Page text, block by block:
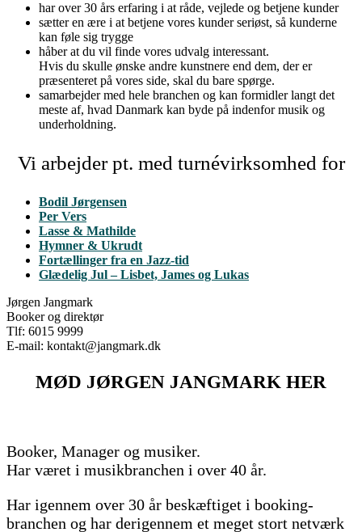
har over 30 års erfaring i at råde, vejlede og betjene kunder
sætter en ære i at betjene vores kunder seriøst, så kunderne
kan føle sig trygge
håber at du vil finde vores udvalg interessant.
Hvis du skulle ønske andre kunstnere end dem, der er
præsenteret på vores side, skal du bare spørge.
samarbejder med hele branchen og kan formidler langt det
meste af, hvad Danmark kan byde på indenfor musik og
underholdning.
Vi arbejder pt. med turnévirksomhed for
Bodil Jørgensen
Per Vers
Lasse & Mathilde
Hymner & Ukrudt
Fortællinger fra en Jazz-tid
Glædelig Jul – Lisbet, James og Lukas
Jørgen Jangmark
Booker og direktør
Tlf: 6015 9999
E-mail: kontakt@jangmark.dk
MØD JØRGEN JANGMARK HER
Booker, Manager og musiker.
Har været i musikbranchen i over 40 år.
Har igennem over 30 år beskæftiget i booking-
branchen og har derigennem et meget stort netværk